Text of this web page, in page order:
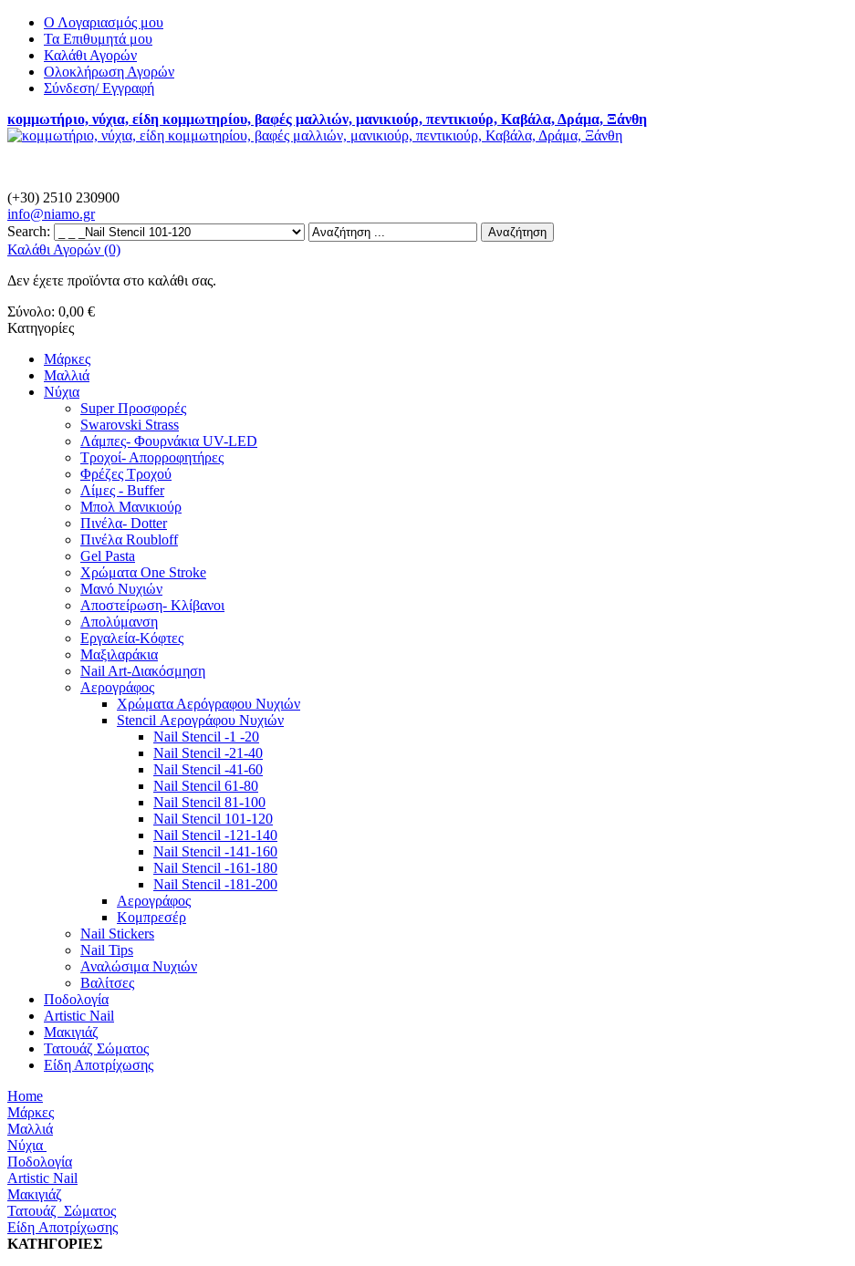
Ο Λογαριασμός μου
Τα Επιθυμητά μου
Καλάθι Αγορών
Ολοκλήρωση Αγορών
Σύνδεση/ Εγγραφή
κομμωτήριο, νύχια, είδη κομμωτηρίου, βαφές μαλλιών, μανικιούρ, πεντικιούρ, Καβάλα, Δράμα, Ξάνθη
(+30) 2510 230900
info@niamo.gr
Search:
Αναζήτηση
Καλάθι Αγορών (0)
Δεν έχετε προϊόντα στο καλάθι σας.
Σύνολο: 0,00 €
Κατηγορίες
Μάρκες
Μαλλιά
Νύχια
Super Προσφορές
Swarovski Strass
Λάμπες- Φουρνάκια UV-LED
Τροχοί- Απορροφητήρες
Φρέζες Τροχού
Λίμες - Buffer
Μπολ Μανικιούρ
Πινέλα- Dotter
Πινέλα Roubloff
Gel Pasta
Χρώματα One Stroke
Mανό Nυχιών
Αποστείρωση- Κλίβανοι
Απολύμανση
Εργαλεία-Κόφτες
Μαξιλαράκια
Nail Art-Διακόσμηση
Αερογράφος
Χρώματα Αερόγραφου Νυχιών
Stencil Αερογράφου Νυχιών
Nail Stencil -1 -20
Nail Stencil -21-40
Nail Stencil -41-60
Nail Stencil 61-80
Nail Stencil 81-100
Nail Stencil 101-120
Nail Stencil -121-140
Nail Stencil -141-160
Nail Stencil -161-180
Nail Stencil -181-200
Αερογράφoς
Κομπρεσέρ
Nail Stickers
Nail Tips
Αναλώσιμα Νυχιών
Βαλίτσες
Ποδολογία
Artistic Nail
Μακιγιάζ
Τατουάζ Σώματος
Είδη Αποτρίχωσης
Home
Μάρκες
Μαλλιά
Νύχια
Ποδολογία
Artistic Nail
Μακιγιάζ
Τατουάζ Σώματος
Είδη Αποτρίχωσης
ΚΑΤΗΓΟΡΙΕΣ